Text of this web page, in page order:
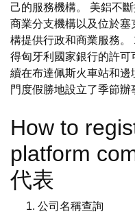
己的服務機構。 美鋁不
商業分支機構以及位於
構提供行政和商業服務
得匈牙利國家銀行的許
續在布達佩斯火車站和
門度假勝地設立了季節
How to
platform
代表
公司名稱查詢